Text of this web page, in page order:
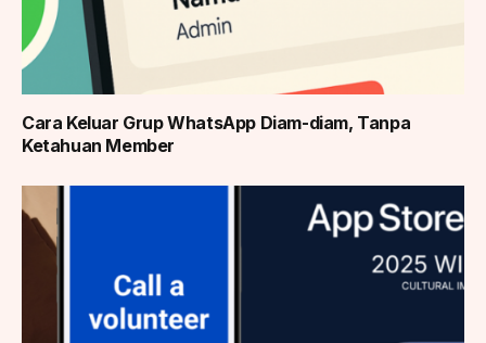
Cara Keluar Grup WhatsApp Diam-diam, Tanpa
Ketahuan Member